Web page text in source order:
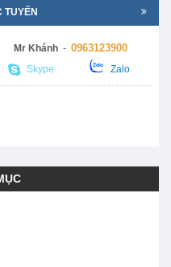
TUYẾN
Mr Khánh - 0963123900
Skype Zalo